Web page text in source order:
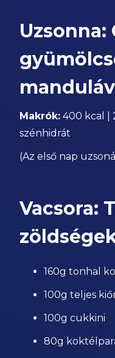
Makrók: 400 kcal |
szénhidrát
(Az első nap
Vacsora:
160g tonhal
100g teljes
100g cukkini
80g